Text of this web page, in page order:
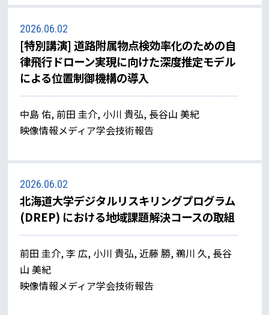
2026.06.02
[特別講演] 道路附属物点検効率化のための自
律飛行ドローン実現に向けた深度推定モデル
による位置制御機構の導入
中島 佑, 前田 圭介, 小川 貴弘, 長谷山 美紀
映像情報メディア学会技術報告
2026.06.02
北海道大学デジタルリスキリングプログラム
(DREP) における地域課題解決コースの取組
前田 圭介, 李 広, 小川 貴弘, 近藤 勝, 鵜川 久, 長谷
山 美紀
映像情報メディア学会技術報告